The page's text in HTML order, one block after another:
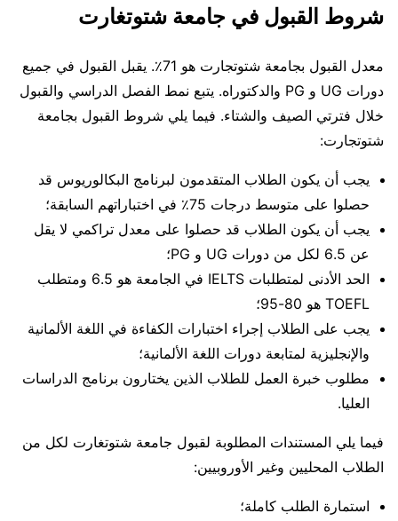
شروط القبول في جامعة شتوتغارت
معدل القبول بجامعة شتوتجارت هو 71٪. يقبل القبول في جميع
دورات UG و PG والدكتوراه. يتبع نمط الفصل الدراسي والقبول
خلال فترتي الصيف والشتاء. فيما يلي شروط القبول بجامعة
شتوتجارت:
يجب أن يكون الطلاب المتقدمون لبرنامج البكالوريوس قد
حصلوا على متوسط ​​درجات 75٪ في اختباراتهم السابقة؛
يجب أن يكون الطلاب قد حصلوا على معدل تراكمي لا يقل
عن 6.5 لكل من دورات UG و PG؛
الحد الأدنى لمتطلبات IELTS في الجامعة هو 6.5 ومتطلب
TOEFL هو 80-95؛
يجب على الطلاب إجراء اختبارات الكفاءة في اللغة الألمانية
والإنجليزية لمتابعة دورات اللغة الألمانية؛
مطلوب خبرة العمل للطلاب الذين يختارون برنامج الدراسات
العليا.
فيما يلي المستندات المطلوبة لقبول جامعة شتوتغارت لكل من
الطلاب المحليين وغير الأوروبيين:
استمارة الطلب كاملة؛